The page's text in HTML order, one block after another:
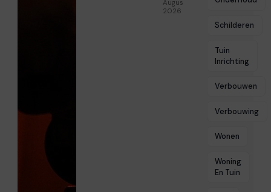
Augustus 3,
2026
Schilderen
Tuin
Inrichting
Verbouwen
Verbouwing
Wonen
Woning
En Tuin